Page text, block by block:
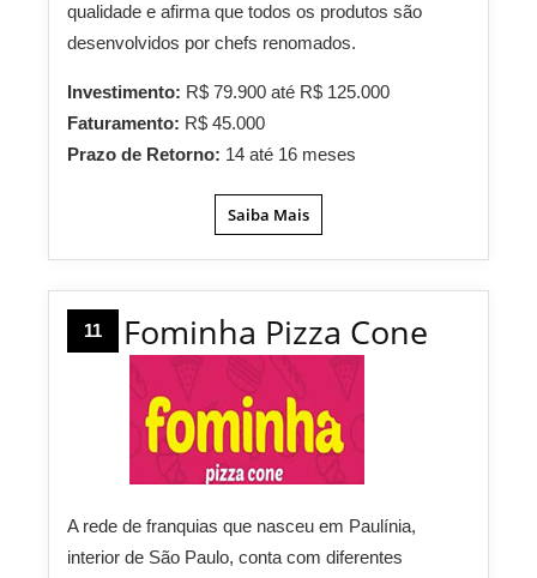
qualidade e afirma que todos os produtos são
desenvolvidos por chefs renomados.
Investimento: R$ 79.900 até R$ 125.000
Faturamento: R$ 45.000
Prazo de Retorno: 14 até 16 meses
Saiba Mais
11 Fominha Pizza Cone
A rede de franquias que nasceu em Paulínia,
interior de São Paulo, conta com diferentes